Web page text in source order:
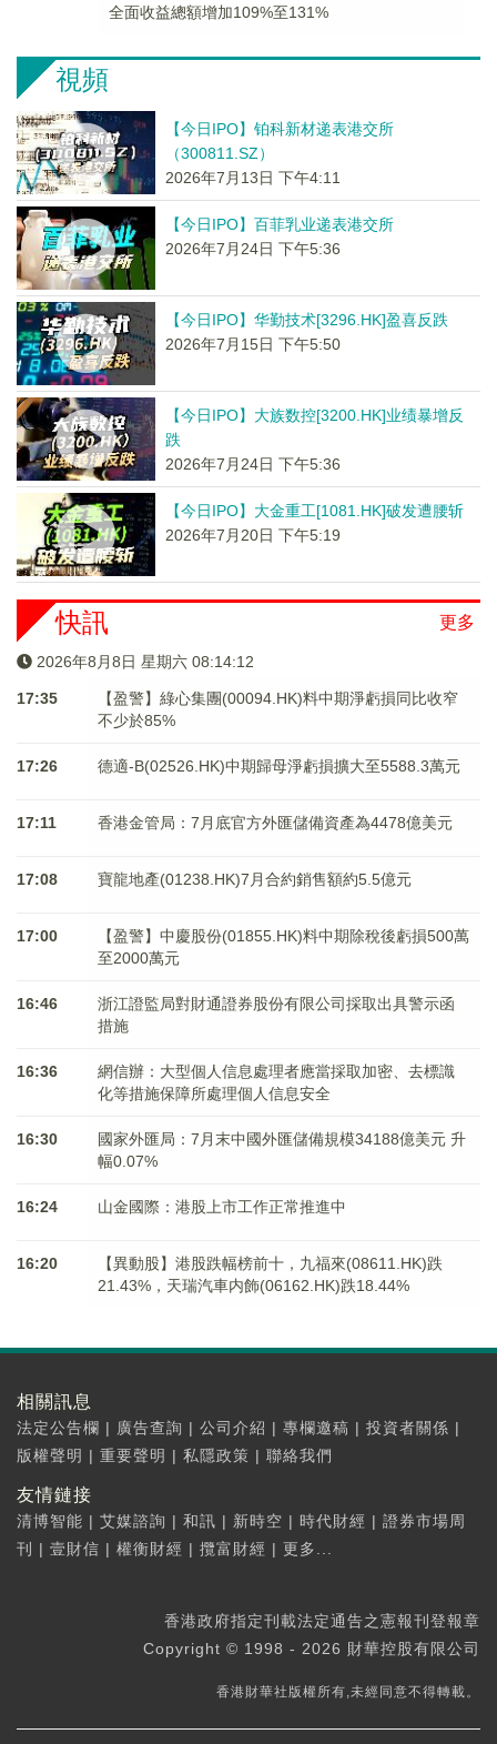
全面收益總額增加109%至131%
視頻
【今日IPO】铂科新材递表港交所
（300811.SZ）
2026年7月13日 下午4:11
【今日IPO】百菲乳业递表港交所
2026年7月24日 下午5:36
【今日IPO】华勤技术[3296.HK]盈喜反跌
2026年7月15日 下午5:50
【今日IPO】大族数控[3200.HK]业绩暴增反
跌
2026年7月24日 下午5:36
【今日IPO】大金重工[1081.HK]破发遭腰斩
2026年7月20日 下午5:19
更多
快訊
2026年8月8日 星期六 08:14:12
17:35
【盈警】綠心集團(00094.HK)料中期淨虧損同比收窄
不少於85%
17:26 德適-B(02526.HK)中期歸母淨虧損擴大至5588.3萬元
17:11 香港金管局：7月底官方外匯儲備資產為4478億美元
17:08 寶龍地產(01238.HK)7月合約銷售額約5.5億元
17:00
【盈警】中慶股份(01855.HK)料中期除稅後虧損500萬
至2000萬元
16:46
浙江證監局對財通證券股份有限公司採取出具警示函
措施
16:36
網信辦：大型個人信息處理者應當採取加密、去標識
化等措施保障所處理個人信息安全
16:30
國家外匯局：7月末中國外匯儲備規模34188億美元 升
幅0.07%
16:24 山金國際：港股上市工作正常推進中
16:20
【異動股】港股跌幅榜前十，九福來(08611.HK)跌
21.43%，天瑞汽車内飾(06162.HK)跌18.44%
相關訊息
法定公告欄 | 廣告查詢 | 公司介紹 | 專欄邀稿 | 投資者關係 |
版權聲明 | 重要聲明 | 私隱政策 | 聯絡我們
友情鏈接
清博智能 | 艾媒諮詢 | 和訊 | 新時空 | 時代財經 | 證券市場周
刊
| 壹財信 | 權衡財經 | 攬富財經 | 更多...
香港政府指定刊載法定通告之憲報刊登報章
Copyright © 1998 - 2026 財華控股有限公司
香港財華社版權所有,未經同意不得轉載。